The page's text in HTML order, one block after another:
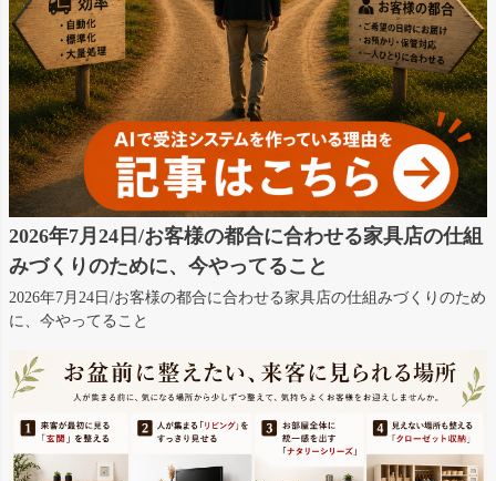
2026年7月24日/お客様の都合に合わせる家具店の仕組
みづくりのために、今やってること
2026年7月24日/お客様の都合に合わせる家具店の仕組みづくりのため
に、今やってること